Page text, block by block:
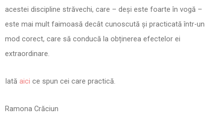
acestei discipline străvechi, care – deși este foarte în vogă –
este mai mult faimoasă decât cunoscută și practicată într-un
mod corect, care să conducă la obținerea efectelor ei
extraordinare.
Iată aici ce spun cei care practică.
Ramona Crăciun